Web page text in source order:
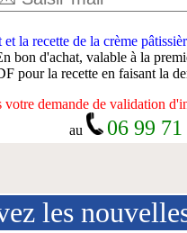
la recette de la crème
bon d'achat, valable à la
pour la recette en faisant la
votre demande de validation
au
06 99
les